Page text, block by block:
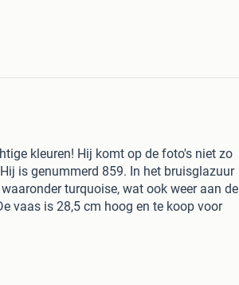
kleuren! Hij komt op de foto's niet zo
is genummerd 859. In het bruisglazuur
turquoise, wat ook weer aan de
vaas is 28,5 cm hoog en te koop voor